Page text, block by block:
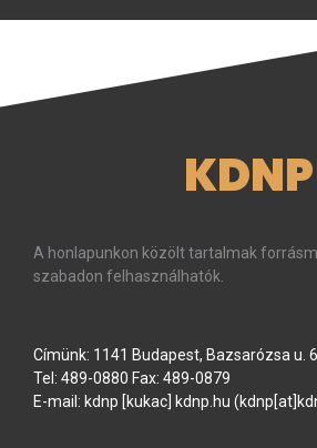
KDNP
A honlapunkon közölt tartalmak
szabadon felhasználhatók.
Címünk: 1141 Budapest, Bazsarózsa u.
Tel: 489-0880 Fax: 489-0879
E-mail: kdnp [kukac] kdnp hu